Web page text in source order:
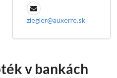
ziegler@auxerre.sk
v bankách